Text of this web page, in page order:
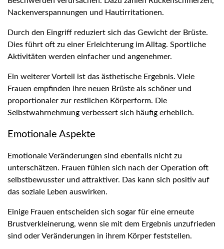
Nackenverspannungen und Hautirritationen.
Durch den Eingriff reduziert sich das Gewicht der Brüste.
Dies führt oft zu einer Erleichterung im Alltag. Sportliche
Aktivitäten werden einfacher und angenehmer.
Ein weiterer Vorteil ist das ästhetische Ergebnis. Viele
Frauen empfinden ihre neuen Brüste als schöner und
proportionaler zur restlichen Körperform. Die
Selbstwahrnehmung verbessert sich häufig erheblich.
Emotionale Aspekte
Emotionale Veränderungen sind ebenfalls nicht zu
unterschätzen. Frauen fühlen sich nach der Operation oft
selbstbewusster und attraktiver. Das kann sich positiv auf
das soziale Leben auswirken.
Einige Frauen entscheiden sich sogar für eine erneute
Brustverkleinerung, wenn sie mit dem Ergebnis unzufrieden
sind oder Veränderungen in ihrem Körper feststellen.